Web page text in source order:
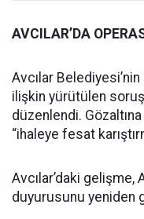
AVCILAR’DA
Avcılar
ilişkin yürütülen
düzenlendi.
“ihaleye fesat
Avcılar’daki gelişme,
duyurusunu yeniden